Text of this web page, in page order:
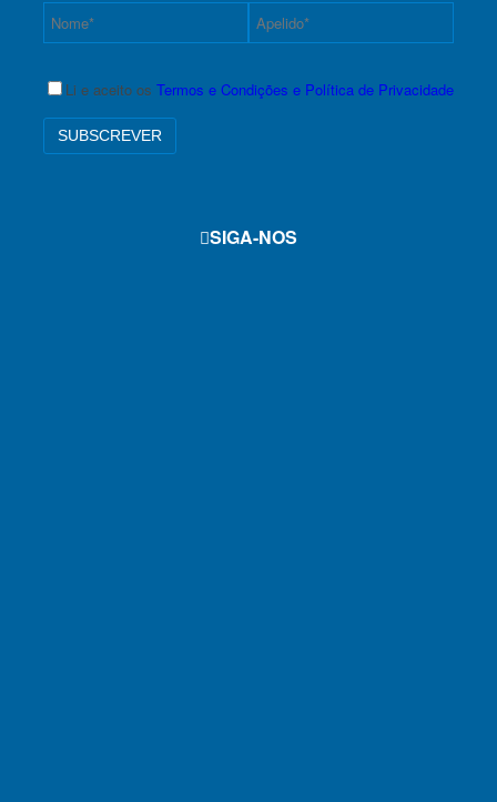
Li e aceito os Termos e Condições e Política de Privacidade
SIGA-NOS